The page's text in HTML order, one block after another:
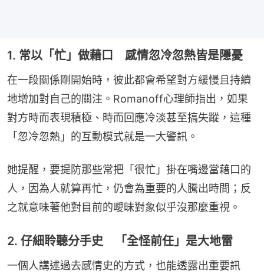
1. 常以「忙」做藉口 感情忽冷忽熱皆是隱憂
在一段關係剛開始時，彼此都會希望對方緩慢且持續
地增加對自己的關注。Romanoff心理師指出，如果
對方時而表現積極、時而回應冷淡甚至搞失蹤，這種
「忽冷忽熱」的互動模式就是一大警訊。
她提醒，要提防那些常把「很忙」掛在嘴邊當藉口的
人，因為人就算再忙，仍會為重要的人騰出時間；反
之就意味著他對目前的曖昧對象似乎沒那麼重視。
2. 仔細聆聽分手史 「全怪前任」是大地雷
一個人講述過去感情史的方式，也能透露出重要訊